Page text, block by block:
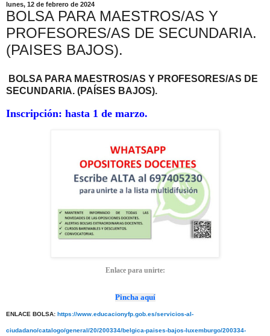
lunes, 12 de febrero de 2024
BOLSA PARA MAESTROS/AS Y
PROFESORES/AS DE SECUNDARIA.
(PAISES BAJOS).
BOLSA PARA MAESTROS/AS Y PROFESORES/AS DE
SECUNDARIA. (PAÍSES BAJOS).
Inscripción: hasta 1 de marzo.
Enlace para unirte:
Pincha aquí
ENLACE BOLSA: https://www.educacionyfp.gob.es/servicios-al-
ciudadano/catalogo/general/20/200334/belgica-paises-bajos-luxemburgo/200334-